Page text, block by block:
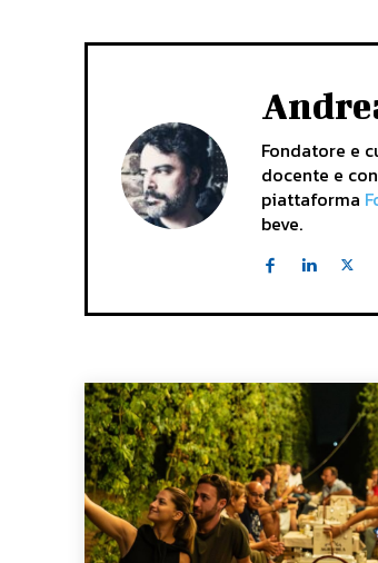
Fondatore e
docente e
piattaforma
beve.